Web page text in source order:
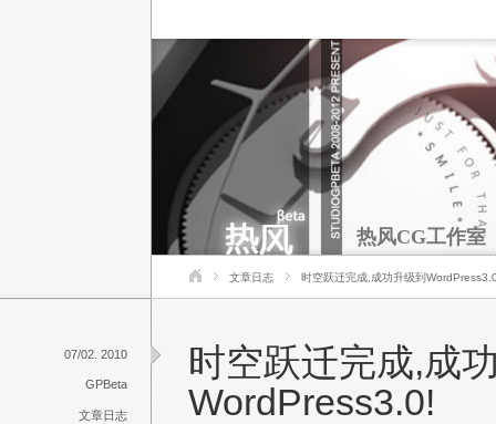
热风CG工作室
文章日志 时空跃迁完成,成功升级到
时空跃迁完成,成
WordPress3.0!
07/02. 2010
GPBeta
文章日志